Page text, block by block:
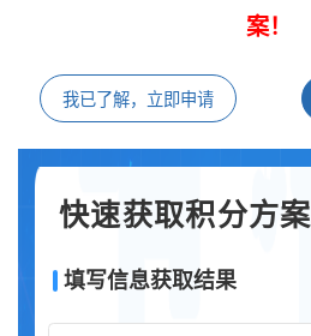
案！
我已了解，立即申请
快速获取积分方案
填写信息获取结果